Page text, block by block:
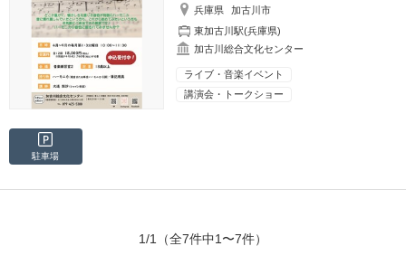
兵庫県
加古川市
東加古川駅(兵庫県)
加古川総合文化センター
ライブ・音楽イベント
講演会・トークショー
駐車場
1/1 （全7件中1〜7件）